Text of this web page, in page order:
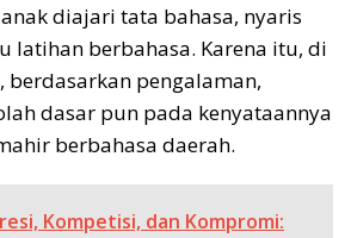
diajari tata bahasa, nyaris
latihan berbahasa. Karena itu, di
berdasarkan pengalaman,
dasar pun pada kenyataannya
berbahasa daerah.
Kompetisi, dan Kompromi: